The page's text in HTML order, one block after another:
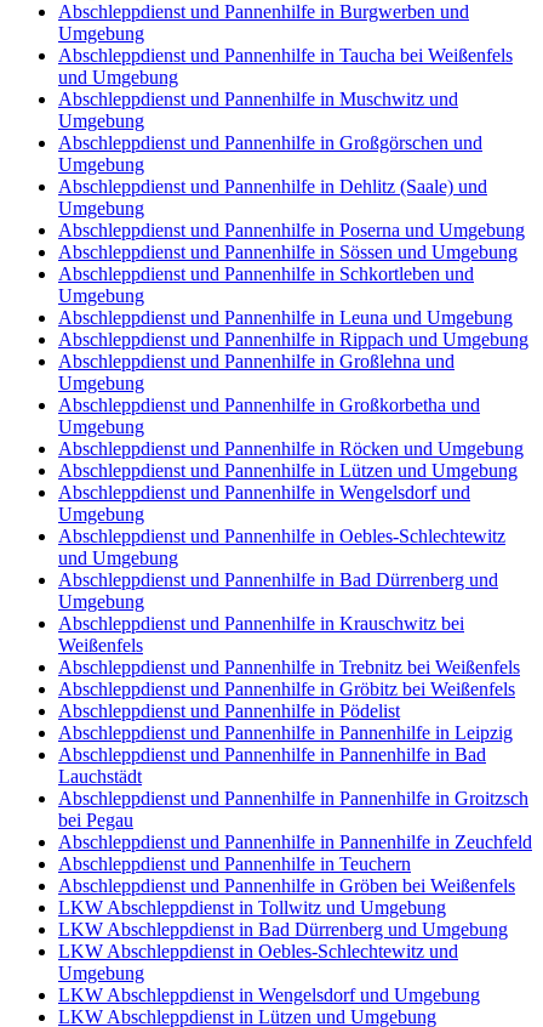
Abschleppdienst und Pannenhilfe in Burgwerben und
Umgebung
Abschleppdienst und Pannenhilfe in Taucha bei Weißenfels
und Umgebung
Abschleppdienst und Pannenhilfe in Muschwitz und
Umgebung
Abschleppdienst und Pannenhilfe in Großgörschen und
Umgebung
Abschleppdienst und Pannenhilfe in Dehlitz (Saale) und
Umgebung
Abschleppdienst und Pannenhilfe in Poserna und Umgebung
Abschleppdienst und Pannenhilfe in Sössen und Umgebung
Abschleppdienst und Pannenhilfe in Schkortleben und
Umgebung
Abschleppdienst und Pannenhilfe in Leuna und Umgebung
Abschleppdienst und Pannenhilfe in Rippach und Umgebung
Abschleppdienst und Pannenhilfe in Großlehna und
Umgebung
Abschleppdienst und Pannenhilfe in Großkorbetha und
Umgebung
Abschleppdienst und Pannenhilfe in Röcken und Umgebung
Abschleppdienst und Pannenhilfe in Lützen und Umgebung
Abschleppdienst und Pannenhilfe in Wengelsdorf und
Umgebung
Abschleppdienst und Pannenhilfe in Oebles-Schlechtewitz
und Umgebung
Abschleppdienst und Pannenhilfe in Bad Dürrenberg und
Umgebung
Abschleppdienst und Pannenhilfe in Krauschwitz bei
Weißenfels
Abschleppdienst und Pannenhilfe in Trebnitz bei Weißenfels
Abschleppdienst und Pannenhilfe in Gröbitz bei Weißenfels
Abschleppdienst und Pannenhilfe in Pödelist
Abschleppdienst und Pannenhilfe in Pannenhilfe in Leipzig
Abschleppdienst und Pannenhilfe in Pannenhilfe in Bad
Lauchstädt
Abschleppdienst und Pannenhilfe in Pannenhilfe in Groitzsch
bei Pegau
Abschleppdienst und Pannenhilfe in Pannenhilfe in Zeuchfeld
Abschleppdienst und Pannenhilfe in Teuchern
Abschleppdienst und Pannenhilfe in Gröben bei Weißenfels
LKW Abschleppdienst in Tollwitz und Umgebung
LKW Abschleppdienst in Bad Dürrenberg und Umgebung
LKW Abschleppdienst in Oebles-Schlechtewitz und
Umgebung
LKW Abschleppdienst in Wengelsdorf und Umgebung
LKW Abschleppdienst in Lützen und Umgebung